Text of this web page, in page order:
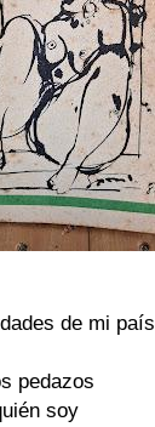
de mi país
pedazos
soy